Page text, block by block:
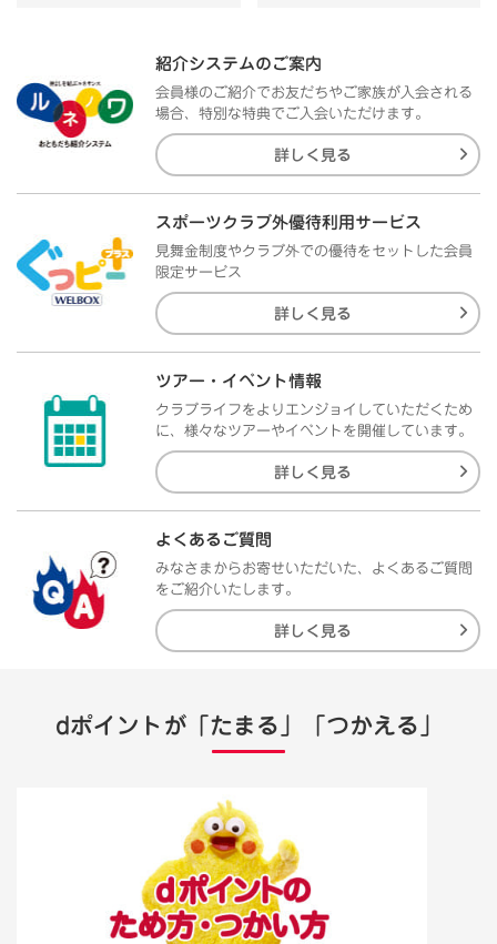
紹介システムのご案内
会員様のご紹介でお友だちやご家族が入会される
場合、特別な特典でご入会いただけます。
詳しく見る
スポーツクラブ外優待利用サービス
見舞金制度やクラブ外での優待をセットした会員
限定サービス
詳しく見る
ツアー・イベント情報
クラブライフをよりエンジョイしていただくため
に、様々なツアーやイベントを開催しています。
詳しく見る
よくあるご質問
みなさまからお寄せいただいた、よくあるご質問
をご紹介いたします。
詳しく見る
dポイントが「たまる」「つかえる」